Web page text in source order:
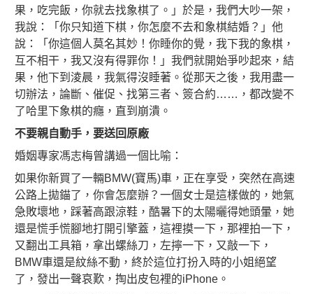
果，吃完飯，你就去找象棋了。」於是，我們大吵一架，
我說：「你只知道下棋，你怎麼不去和象棋結婚？」他
說：「你這個人莫名其妙！你睡你的覺，我下我的象棋，
互不相干，我又沒有得罪你！」我們就開始爭吵起來，結
果，他下到淩晨，我氣得沒睡著。從那天之後，我用盡一
切辦法，論斷、催促、找第三者、簽合約……，都改變不
了哈里下象棋的癮，直到崩潰。
不要親自動手， 要送回原廠
婚姻專家馮志梅曾講過一個比喻：
如果你新買了一輛BMW(寶馬)車，正在享受，突然在高速
公路上拋錨了，你會怎麼辦？一個女士是這樣做的，她氣
急敗壞地，踩著高跟涼鞋，酷暑下的太陽曬得她頭暈，她
還是慌手慌腳地打開引擎蓋，這裡摸一下，那裡拍一下，
又翻出工具箱，拿出螺絲刀，左擰一下，又敲一下，
BMW車還是紋絲不動，終於這位打扮入時的小姐絕望
了，發出一聲哀歎，掏出皮包裡的iPhone。